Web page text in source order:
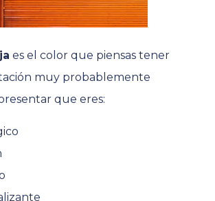
es el color que piensas tener
muy probablemente
que eres: